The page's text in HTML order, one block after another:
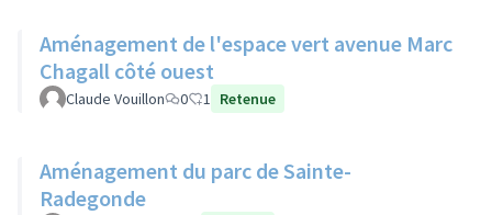
Aménagement de l'espace vert avenue Marc
Chagall côté ouest
Claude Vouillon 0 1 Retenue
Aménagement du parc de Sainte-
Radegonde